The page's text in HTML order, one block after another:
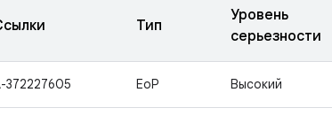
Тип
Уровень
серьезности
372227605 EoP Высокий